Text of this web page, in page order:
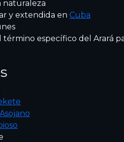
naturaleza
y extendida en Cuba
término específico del Arará
Asojano